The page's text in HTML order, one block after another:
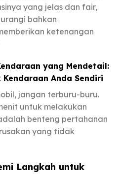
yang jelas dan fair,
bahkan
ketenangan
yang Mendetail:
Anda Sendiri
jangan terburu-buru.
untuk melakukan
benteng pertahanan
yang tidak
Langkah untuk